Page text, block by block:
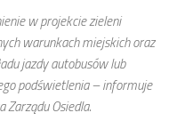
w projekcie zieleni
warunkach miejskich oraz
jazdy autobusów lub
podświetlenia – informuje
Zarządu Osiedla.